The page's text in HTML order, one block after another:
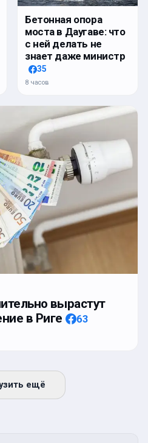
Бетонная опора
моста в Даугаве: что
с ней делать не
знает даже министр
35
8 часов
вырастут
в Риге
63
ещё